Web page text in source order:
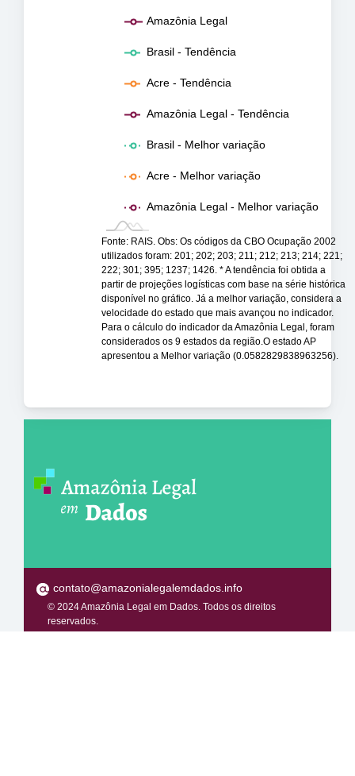
Amazônia Legal
Brasil - Tendência
Acre - Tendência
Amazônia Legal - Tendência
Brasil - Melhor variação
Acre - Melhor variação
Amazônia Legal - Melhor variação
Fonte: RAIS. Obs: Os códigos da CBO Ocupação 2002
utilizados foram: 201; 202; 203; 211; 212; 213; 214; 221;
222; 301; 395; 1237; 1426. * A tendência foi obtida a
partir de projeções logísticas com base na série histórica
disponível no gráfico. Já a melhor variação, considera a
velocidade do estado que mais avançou no indicador.
Para o cálculo do indicador da Amazônia Legal, foram
considerados os 9 estados da região.O estado AP
apresentou a Melhor variação (0.0582829838963256).
contato@amazonialegalemdados.info
© 2024 Amazônia Legal em Dados. Todos os direitos
reservados.